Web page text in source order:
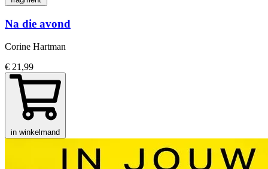
Na die avond
Corine Hartman
€ 21,99
in winkelmand